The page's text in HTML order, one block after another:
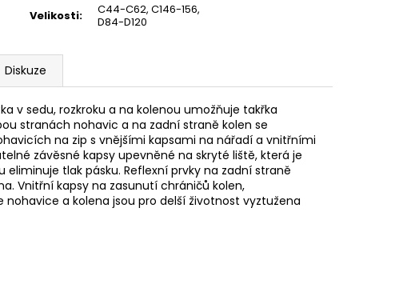
Velikosti:
C44-C62, C146-156,
D84-D120
Diskuze
v sedu, rozkroku a na kolenou umožňuje takřka
stranách nohavic a na zadní straně kolen se
na zip s vnějšími kapsami na nářadí a vnitřními
závěsné kapsy upevněné na skryté liště, která je
tlak pásku. Reflexní prvky na zadní straně
Vnitřní kapsy na zasunutí chráničů kolen,
a kolena jsou pro delší životnost vyztužena